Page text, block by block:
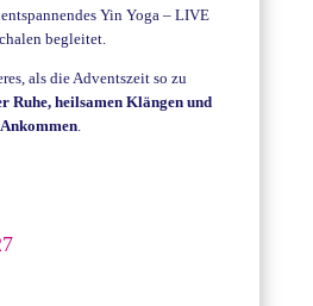
Yin Yoga – LIVE
begleitet.
als die Adventszeit so zu
Ruhe, heilsamen Klängen und
.